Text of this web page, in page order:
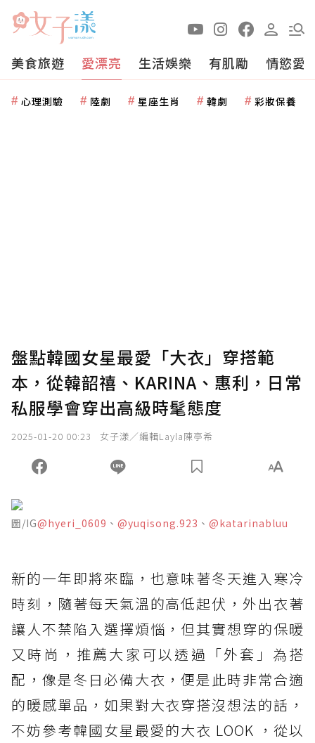
美食旅遊 愛漂亮 生活娛樂 有肌勵 情慾愛
心理測驗 陸劇 星座生肖 韓劇 彩妝保養
盤點韓國女星最愛「大衣」穿搭範
本，從韓韶禧、KARINA、惠利，日常
私服學會穿出高級時髦態度
2025-01-20 00:23 女子漾／編輯Layla陳亭希
圖/IG@hyeri_0609 、 @yuqisong.923 、 @katarinabluu
新的一年即將來臨，也意味著冬天進入寒冷
時刻，隨著每天氣溫的高低起伏，外出衣著
讓人不禁陷入選擇煩惱，但其實想穿的保暖
又時尚，推薦大家可以透過「外套」為搭
配，像是冬日必備大衣，便是此時非常合適
的暖感單品，如果對大衣穿搭沒想法的話，
不妨參考韓國女星最愛的大衣 LOOK ，從以